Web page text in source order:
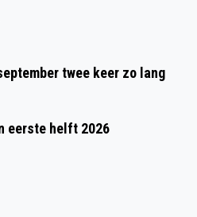
twee keer zo lang
eerste helft 2026